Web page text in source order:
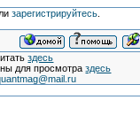
зарегистрируйтесь.
здесь
для просмотраздесь